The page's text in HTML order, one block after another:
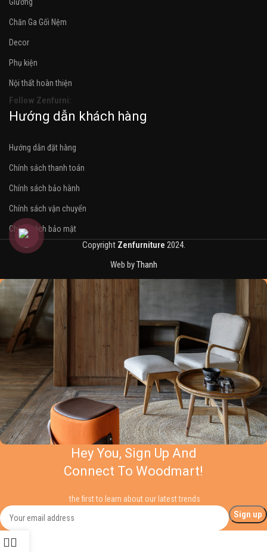
Chăn Ga Gối Nệm
Decor
Phụ kiện
Nội thất hoàn thiện
Follow Zenfurni:
Hướng dẫn khách hàng
Hướng dẫn đặt hàng
Chính sách thanh toán
Chính sách bảo hành
Chính sách vận chuyển
Chính sách bảo mật
Copyright Zenfurniture 2024.
Web byThanh
Hey You, Sign Up And
Connect To Woodmart!
the first to learn about our latest trends